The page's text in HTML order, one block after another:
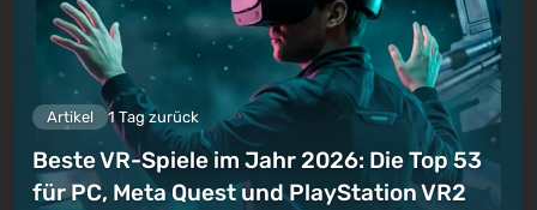
Artikel 1 Tag zurück
Beste VR-Spiele im Jahr 2026: Die Top 53
für PC, Meta Quest und PlayStation VR2